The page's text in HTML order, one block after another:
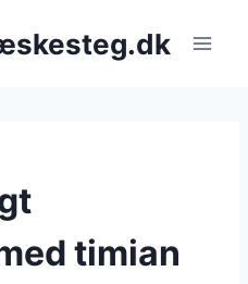
timian